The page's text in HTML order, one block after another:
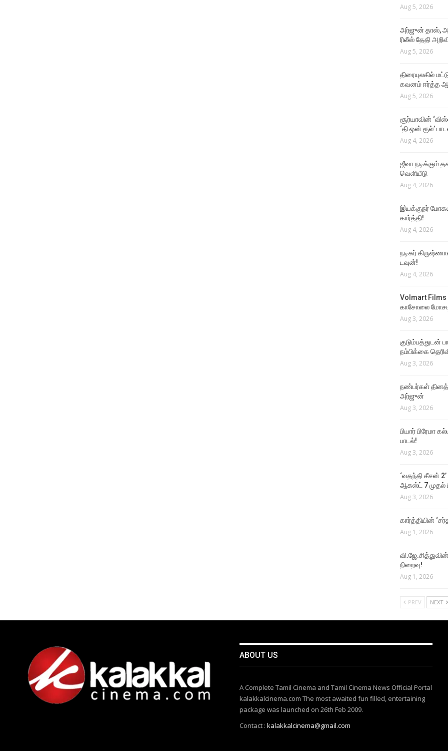
Aug 5, 2026
அர்ஜுன் தாஸ்,
ரிலீஸ் தேதி
Aug 5, 2026
திரையுலகில்
கவனம் ஈர்த்த
Aug 5, 2026
சூர்யாவின்
‘தி ஒன் ரூல்’
Aug 4, 2026
ஜீவா நடிக்கும்
வெளியீடு
Aug 4, 2026
இயக்குநர்
கார்த்தி!
Aug 4, 2026
நடிகர்
டவுன்!
Aug 4, 2026
Volmart Films
காசோலை
Aug 3, 2026
குடும்பத்துடன்
நம்பிக்கை
Aug 3, 2026
நண்பர்கள்
அர்ஜுன்
Aug 3, 2026
பியார் பிரேமா
பாடல்!
Aug 3, 2026
‘வதந்தி சீசன் 2’
ஆகஸ்ட் 7 முதல்
Aug 3, 2026
கார்த்தியின்
Aug 1, 2026
வி.ஜே.சித்துவின்
நிறைவு!
Aug 1, 2026
PREV NEXT
ABOUT US
A Complete Tamil Cinema and Tamil Cinema News Official Portal
kalakkalcinema.com The most awaited fun filled, entertaining
package was launched on 26th Feb 2009.
Contact :kalakkalcinema@gmail.com